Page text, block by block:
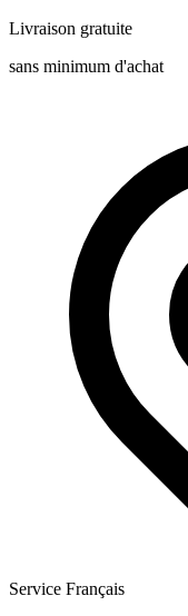
Livraison gratuite
sans minimum d'achat
Service Français